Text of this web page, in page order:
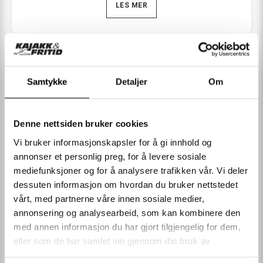
Samtykke Detaljer Om
Denne nettsiden bruker cookies
Vi bruker informasjonskapsler for å gi innhold og
annonser et personlig preg, for å levere sosiale
mediefunksjoner og for å analysere trafikken vår. Vi deler
dessuten informasjon om hvordan du bruker nettstedet
vårt, med partnerne våre innen sosiale medier,
annonsering og analysearbeid, som kan kombinere den
med annen informasjon du har gjort tilgjengelig for dem,
eller som de har samlet inn gjennom din bruk av
for alle uavhenig av fysisk form og alder. Roing er en
skånsom treningsform
, hvor belastningen er fordelt over
utvilsomt et av de mest effektive treningsapparatene du kan
bruke, da roing girtrening for hele kroppen
armer, skuldre, kjernemuskulatur, rygg, ben og sete.
Romaskinen er utstyrt med ergonomisk plasserte håndtak
som gir en naturlig og komfortabel ro-bevegelse.
Utformingen bidrar til riktig håndleddsvinkel og en jevn
trekkbevegelse, noe som reduserer unødvendig belastning
på skuldre, armer og rygg.
LES MER
SPESIFIKASJONER
Andre kjøpte også